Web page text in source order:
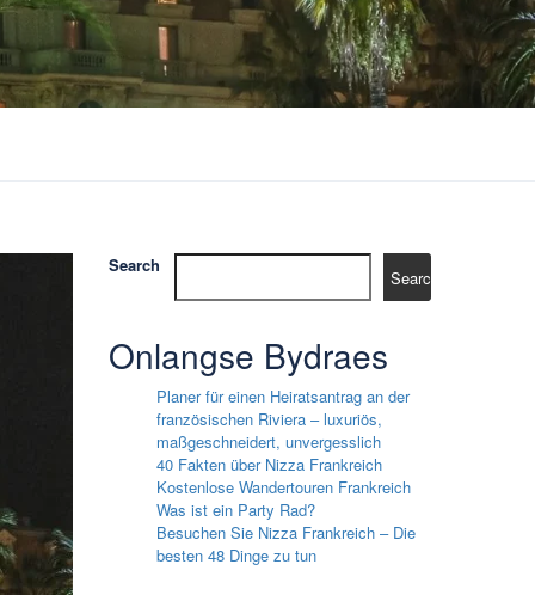
Search
Search
Onlangse Bydraes
Planer für einen Heiratsantrag an der
französischen Riviera – luxuriös,
maßgeschneidert, unvergesslich
40 Fakten über Nizza Frankreich
Kostenlose Wandertouren Frankreich
Was ist ein Party Rad?
Besuchen Sie Nizza Frankreich – Die
besten 48 Dinge zu tun